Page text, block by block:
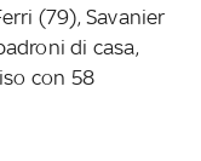
(79), Savanier
di casa,
con 58